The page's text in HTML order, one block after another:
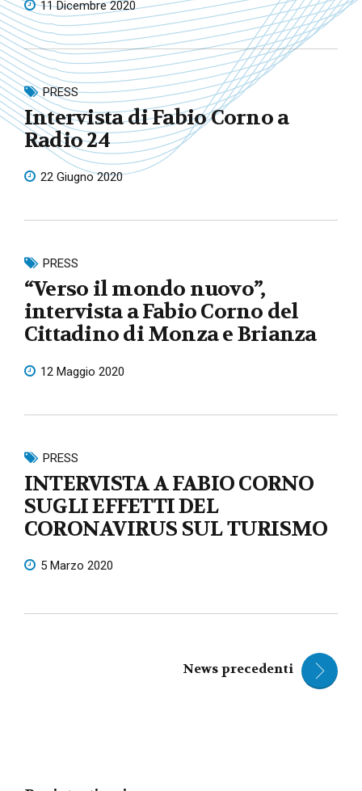
11 Dicembre 2020
PRESS
Intervista di Fabio Corno a
Radio 24
22 Giugno 2020
PRESS
“Verso il mondo nuovo”,
intervista a Fabio Corno del
Cittadino di Monza e Brianza
12 Maggio 2020
PRESS
INTERVISTA A FABIO CORNO
SUGLI EFFETTI DEL
CORONAVIRUS SUL TURISMO
5 Marzo 2020
News precedenti